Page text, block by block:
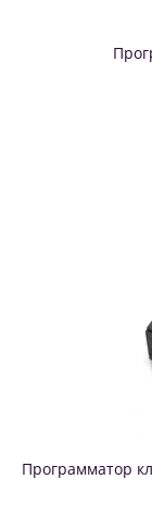
Программатор